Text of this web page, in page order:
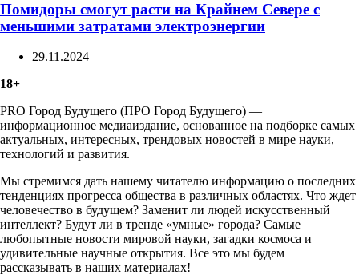
Помидоры смогут расти на Крайнем Севере с
меньшими затратами электроэнергии
29.11.2024
18+
PRO Город Будущего (ПРО Город Будущего) —
информационное медиаиздание, основанное на подборке самых
актуальных, интересных, трендовых новостей в мире науки,
технологий и развития.
Мы стремимся дать нашему читателю информацию о последних
тенденциях прогресса общества в различных областях. Что ждет
человечество в будущем? Заменит ли людей искусственный
интеллект? Будут ли в тренде «умные» города? Самые
любопытные новости мировой науки, загадки космоса и
удивительные научные открытия. Все это мы будем
рассказывать в наших материалах!